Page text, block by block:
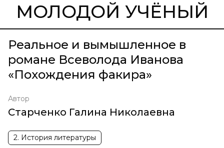
МОЛОДОЙ УЧЁНЫЙ
Реальное и вымышленное в
романе Всеволода Иванова
«Похождения факира»
Автор
Старченко Галина Николаевна
2. История литературы